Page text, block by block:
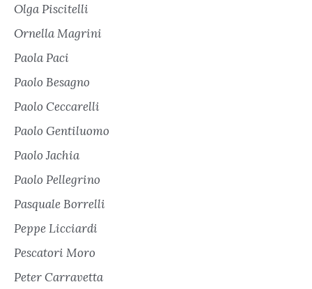
Olga Piscitelli
Ornella Magrini
Paola Paci
Paolo Besagno
Paolo Ceccarelli
Paolo Gentiluomo
Paolo Jachia
Paolo Pellegrino
Pasquale Borrelli
Peppe Licciardi
Pescatori Moro
Peter Carravetta